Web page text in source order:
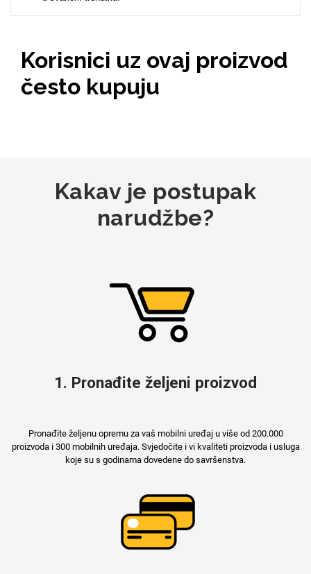
Korisnici uz ovaj proizvod
često kupuju
Kakav je postupak
narudžbe?
1. Pronađite željeni proizvod
Pronađite željenu opremu za vaš mobilni uređaj u više od 200.000
proizvoda i 300 mobilnih uređaja. Svjedočite i vi kvaliteti proizvoda i usluga
koje su s godinama dovedene do savršenstva.
Mix